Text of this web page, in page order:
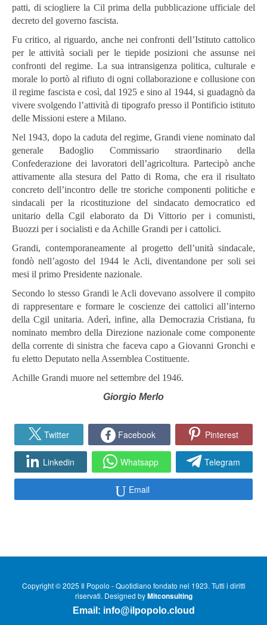
patti, di sciogliere la Cil prima della pubblicazione ufficiale del
decreto del governo fascista.
Fu critico, al riguardo, anche nei confronti dell’Istituto cattolico
per le attività sociali per le tiepide posizioni che assunse nei
confronti del regime. La sua intransigenza politica, culturale e
morale lo portò al rifiuto di ogni collaborazione e collusione con
il regime fascista e così, dal 1925 e sino al 1944, si guadagnò da
vivere svolgendo l’attività di tipografo presso il Pontificio istituto
delle Missioni estere a Milano.
Nel 1943, dopo la caduta del regime, Grandi viene nominato dal
generale Badoglio Commissario straordinario della
Confederazione dei lavoratori dell’agricoltura. Partecipò anche
attivamente alla stesura del Patto di Roma, che era il risultato
concreto dell’incontro delle tre storiche componenti politiche e
sindacali per la ricostituzione del sindacato democratico ed
unitario della Cgil elaborato da Di Vittorio per i comunisti,
Buozzi per i socialisti e da Achille Grandi per i cattolici.
Grandi, contemporaneamente al progetto dell’unità sindacale,
fondò nell’agosto del 1944 le Acli, diventandone per soli sei
mesi il primo Presidente nazionale.
Secondo lo stesso Grandi le Acli dovevano assolvere il compito
di rappresentare e formare le coscienze dei cattolici all’interno
della Cgil unitaria. Aderì, infine, alla Democrazia Cristiana, fu
nominato membro della Direzione nazionale come componente
della corrente di sinistra che faceva capo a Giovanni Gronchi e
fu eletto Deputato nella Assemblea Costituente.
Achille Grandi muore nel settembre del 1946.
Giorgio Merlo
Twitter Facebook Pinterest
Linkedin Whatsapp Telegram
Email
Copyright © 2025 Il Popolo - Quotidiano fondato nel 1923. Tutti i diritti
riservati. Designed byMitconsulting
Email: info@ilpopolo.cloud